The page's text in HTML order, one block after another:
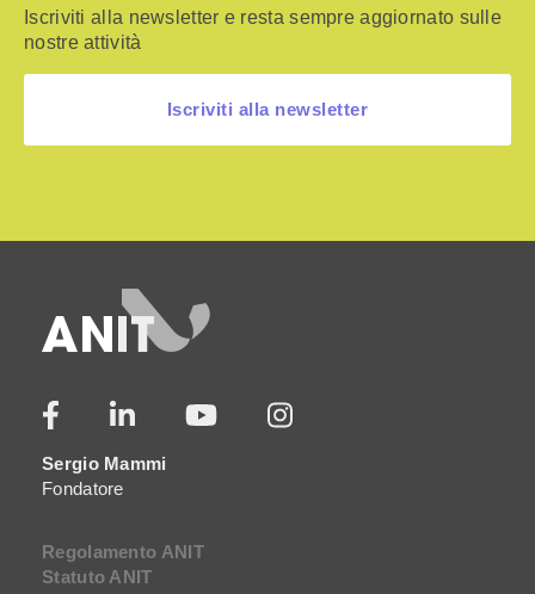
Iscriviti alla newsletter e resta sempre aggiornato sulle
nostre attività
Iscriviti alla newsletter
Sergio Mammi
Fondatore
Regolamento ANIT
Statuto ANIT